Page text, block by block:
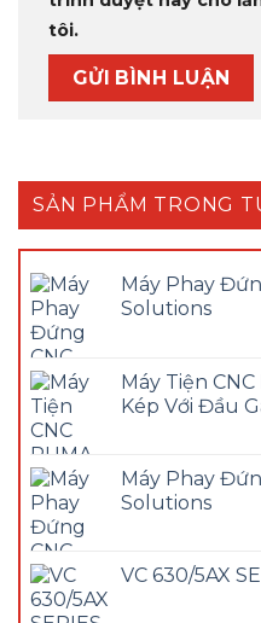
tôi.
SẢN PHẨM TRONG
Máy Phay
Solutions
Máy Tiện
Kép Với Đầu
Máy Phay
Solutions
VC 630/5AX